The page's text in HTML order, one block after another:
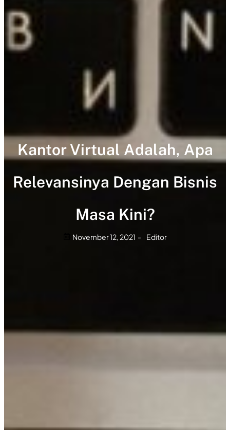
Kantor Virtual Adalah, Apa
Relevansinya Dengan Bisnis
Masa Kini?
November 12, 2021 - Editor